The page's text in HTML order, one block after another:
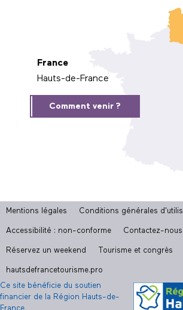
France
Hauts-de-France
Comment venir ?
Mentions légales Conditions générales
Accessibilité : non-conforme Contactez-nous
Réservez un weekend Tourisme et congrès
hautsdefrancetourisme.pro
Ce site bénéficie du soutien
financier de la Région Hauts-de-